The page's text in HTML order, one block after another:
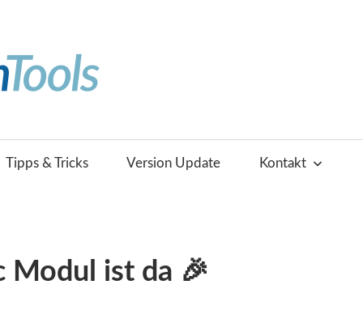
(Deutsch)
Tipps & Tricks Version Update Kontakt
Modul ist da 🎉